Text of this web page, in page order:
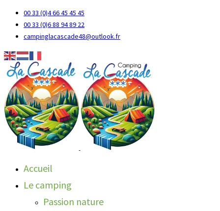
00 33 (0)4 66 45 45 45
00 33 (0)6 88 94 89 22
campinglacascade48@outlook.fr
Accueil
Le camping
Passion nature